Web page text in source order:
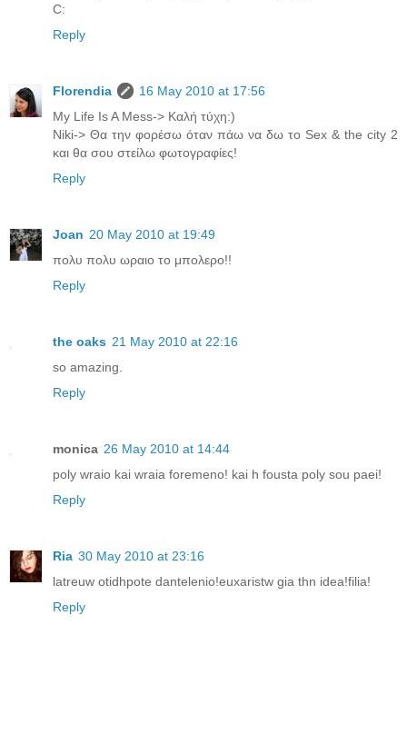
C:
Reply
Florendia
16 May 2010 at 17:56
My Life Is A Mess-> Καλή τύχη:)
Niki-> Θα την φορέσω όταν πάω να δω το Sex & the city 2
και θα σου στείλω φωτογραφίες!
Reply
Joan 20 May 2010 at 19:49
πολυ πολυ ωραιο το μπολερο!!
Reply
the oaks 21 May 2010 at 22:16
so amazing.
Reply
monica 26 May 2010 at 14:44
poly wraio kai wraia foremeno! kai h fousta poly sou paei!
Reply
Ria 30 May 2010 at 23:16
latreuw otidhpote dantelenio!euxaristw gia thn idea!filia!
Reply